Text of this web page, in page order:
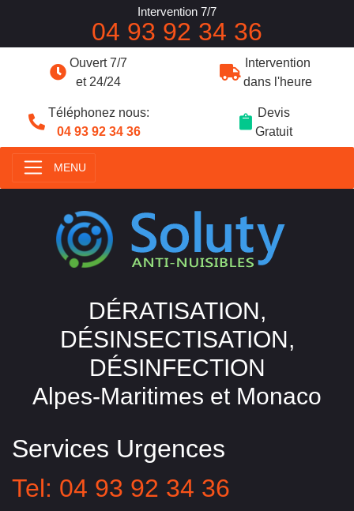
Ouvert 7/7
et 24/24
Intervention
dans l'heure
Téléphonez nous:
04 93 92 34 36
Devis
Gratuit
MENU
DÉRATISATION,
DÉSINSECTISATION,
DÉSINFECTION
Alpes-Maritimes et Monaco
Services Urgences
Tel: 04 93 92 34 36
Intervention 7/7
04 93 92 34 36